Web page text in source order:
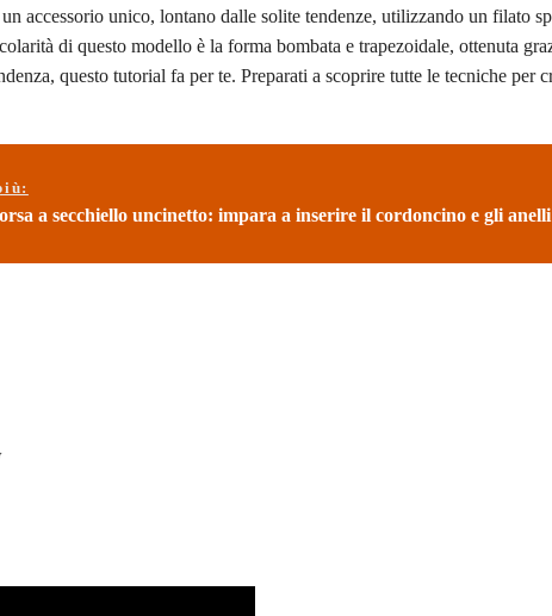
accessorio unico, lontano dalle solite tendenze, utilizzando un filato
di questo modello è la forma bombata e trapezoidale, ottenuta
questo tutorial fa per te. Preparati a scoprire tutte le tecniche per
a secchiello uncinetto: impara a inserire il cordoncino e gli